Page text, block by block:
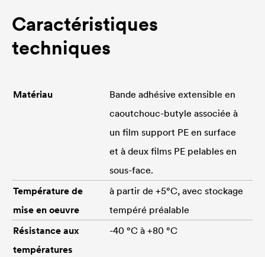
Caractéristiques
techniques
Matériau
Bande adhésive extensible en
caoutchouc-butyle associée à
un film support PE en surface
et à deux films PE pelables en
sous-face.
Température de
mise en oeuvre
à partir de +5°C, avec stockage
tempéré préalable
Résistance aux
températures
-40 °C à +80 °C